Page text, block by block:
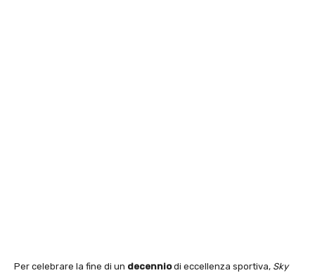
Per celebrare la fine di un decenniodi eccellenza sportiva, Sky